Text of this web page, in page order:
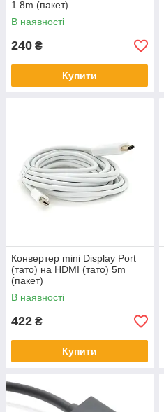
1.8m (пакет)
В наявності
240 ₴
Купити
Конвертер mini Display Port
(тато) на HDMI (тато) 5m
(пакет)
В наявності
422 ₴
Купити